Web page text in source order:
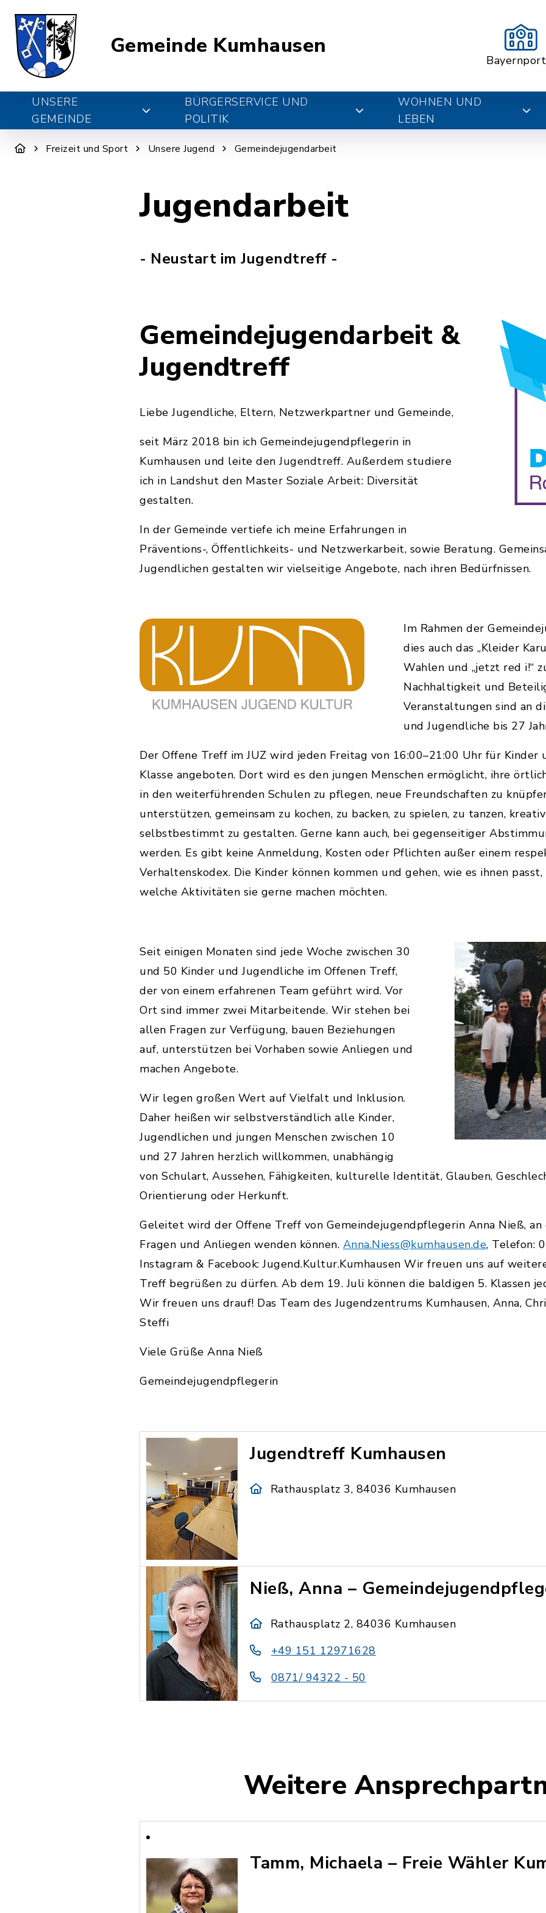
Gemeinde Kumhausen
UNSERE
GEMEINDE
BÜRGERSERVICE UND
POLITIK
WOHNEN UND
LEBEN
Freizeit und Sport Unsere Jugend Gemeindejugendarbeit
Jugendarbeit
- Neustart im Jugendtreff -
Gemeindejugendarbeit &
Jugendtreff
Liebe Jugendliche, Eltern, Netzwerkpartner und Gemeinde,
seit März 2018 bin ich Gemeindejugendpflegerin in
Kumhausen und leite den Jugendtreff. Außerdem studiere
ich in Landshut den Master Soziale Arbeit: Diversität
gestalten.
In der Gemeinde vertiefe ich meine Erfahrungen in
Präventions-, Öffentlichkeits- und Netzwerkarbeit, sowie Beratung.
Jugendlichen gestalten wir vielseitige Angebote, nach ihren Bedürfnissen.
Im Rahmen der
dies auch das „Kleider
Wahlen und „jetzt red i!“
Nachhaltigkeit und
Veranstaltungen sind an
und Jugendliche bis 27
Der Offene Treff im JUZ wird jeden Freitag von 16:00–21:00 Uhr für Kinder
Klasse angeboten. Dort wird es den jungen Menschen ermöglicht, ihre
in den weiterführenden Schulen zu pflegen, neue Freundschaften zu
unterstützen, gemeinsam zu kochen, zu backen, zu spielen, zu tanzen,
selbstbestimmt zu gestalten. Gerne kann auch, bei gegenseitiger
werden. Es gibt keine Anmeldung, Kosten oder Pflichten außer einem
Verhaltenskodex. Die Kinder können kommen und gehen, wie es ihnen
welche Aktivitäten sie gerne machen möchten.
Seit einigen Monaten sind jede Woche zwischen 30
und 50 Kinder und Jugendliche im Offenen Treff,
der von einem erfahrenen Team geführt wird. Vor
Ort sind immer zwei Mitarbeitende. Wir stehen bei
allen Fragen zur Verfügung, bauen Beziehungen
auf, unterstützen bei Vorhaben sowie Anliegen und
machen Angebote.
Wir legen großen Wert auf Vielfalt und Inklusion.
Daher heißen wir selbstverständlich alle Kinder,
Jugendlichen und jungen Menschen zwischen 10
und 27 Jahren herzlich willkommen, unabhängig
von Schulart, Aussehen, Fähigkeiten, kulturelle Identität, Glauben,
Orientierung oder Herkunft.
Geleitet wird der Offene Treff von Gemeindejugendpflegerin Anna Nieß, an
Fragen und Anliegen wenden können. Anna.Niess@kumhausen.de, Telefon:
Instagram & Facebook: Jugend.Kultur.Kumhausen Wir freuen uns auf
Treff begrüßen zu dürfen. Ab dem 19. Juli können die baldigen 5. Klassen
Wir freuen uns drauf! Das Team des Jugendzentrums Kumhausen, Anna,
Steffi
Viele Grüße Anna Nieß
Gemeindejugendpflegerin
Jugendtreff Kumhausen
Rathausplatz 3, 84036 Kumhausen
Nieß, Anna –
Rathausplatz 2, 84036 Kumhausen
+49 151 12971628
0871/ 94322 - 50
Weitere
Tamm, Michaela – Freie Wähler